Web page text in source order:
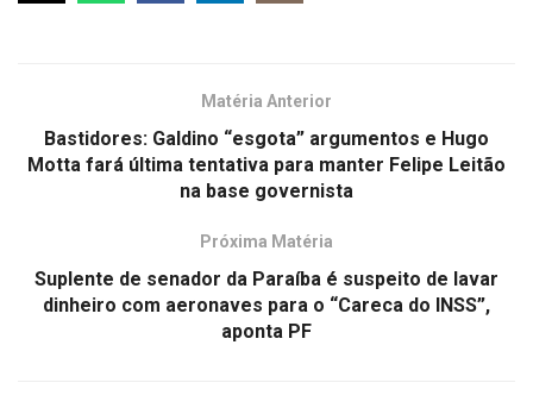
Matéria Anterior
Bastidores: Galdino “esgota” argumentos e Hugo
Motta fará última tentativa para manter Felipe Leitão
na base governista
Próxima Matéria
Suplente de senador da Paraíba é suspeito de lavar
dinheiro com aeronaves para o “Careca do INSS”,
aponta PF